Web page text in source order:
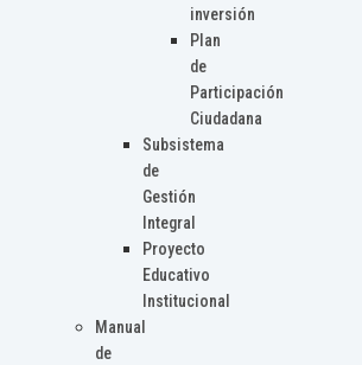
inversión
Plan
de
Participación
Ciudadana
Subsistema
de
Gestión
Integral
Proyecto
Educativo
Institucional
Manual
de